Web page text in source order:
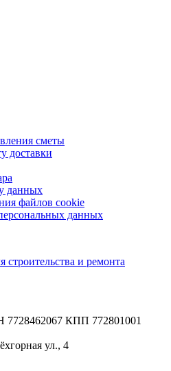
сметы
доставки
данных
файлов cookie
данных
строительства и ремонта
КПП 772801001
ул., 4